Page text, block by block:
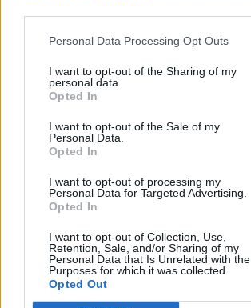
Personal Data Processing Opt Outs
I want to opt-out of the Sharing of my
personal data.
Opted In
I want to opt-out of the Sale of my
Personal Data.
Opted In
I want to opt-out of processing my
Personal Data for Targeted Advertising.
Opted In
I want to opt-out of Collection, Use,
Retention, Sale, and/or Sharing of my
Personal Data that Is Unrelated with the
Purposes for which it was collected.
Opted Out